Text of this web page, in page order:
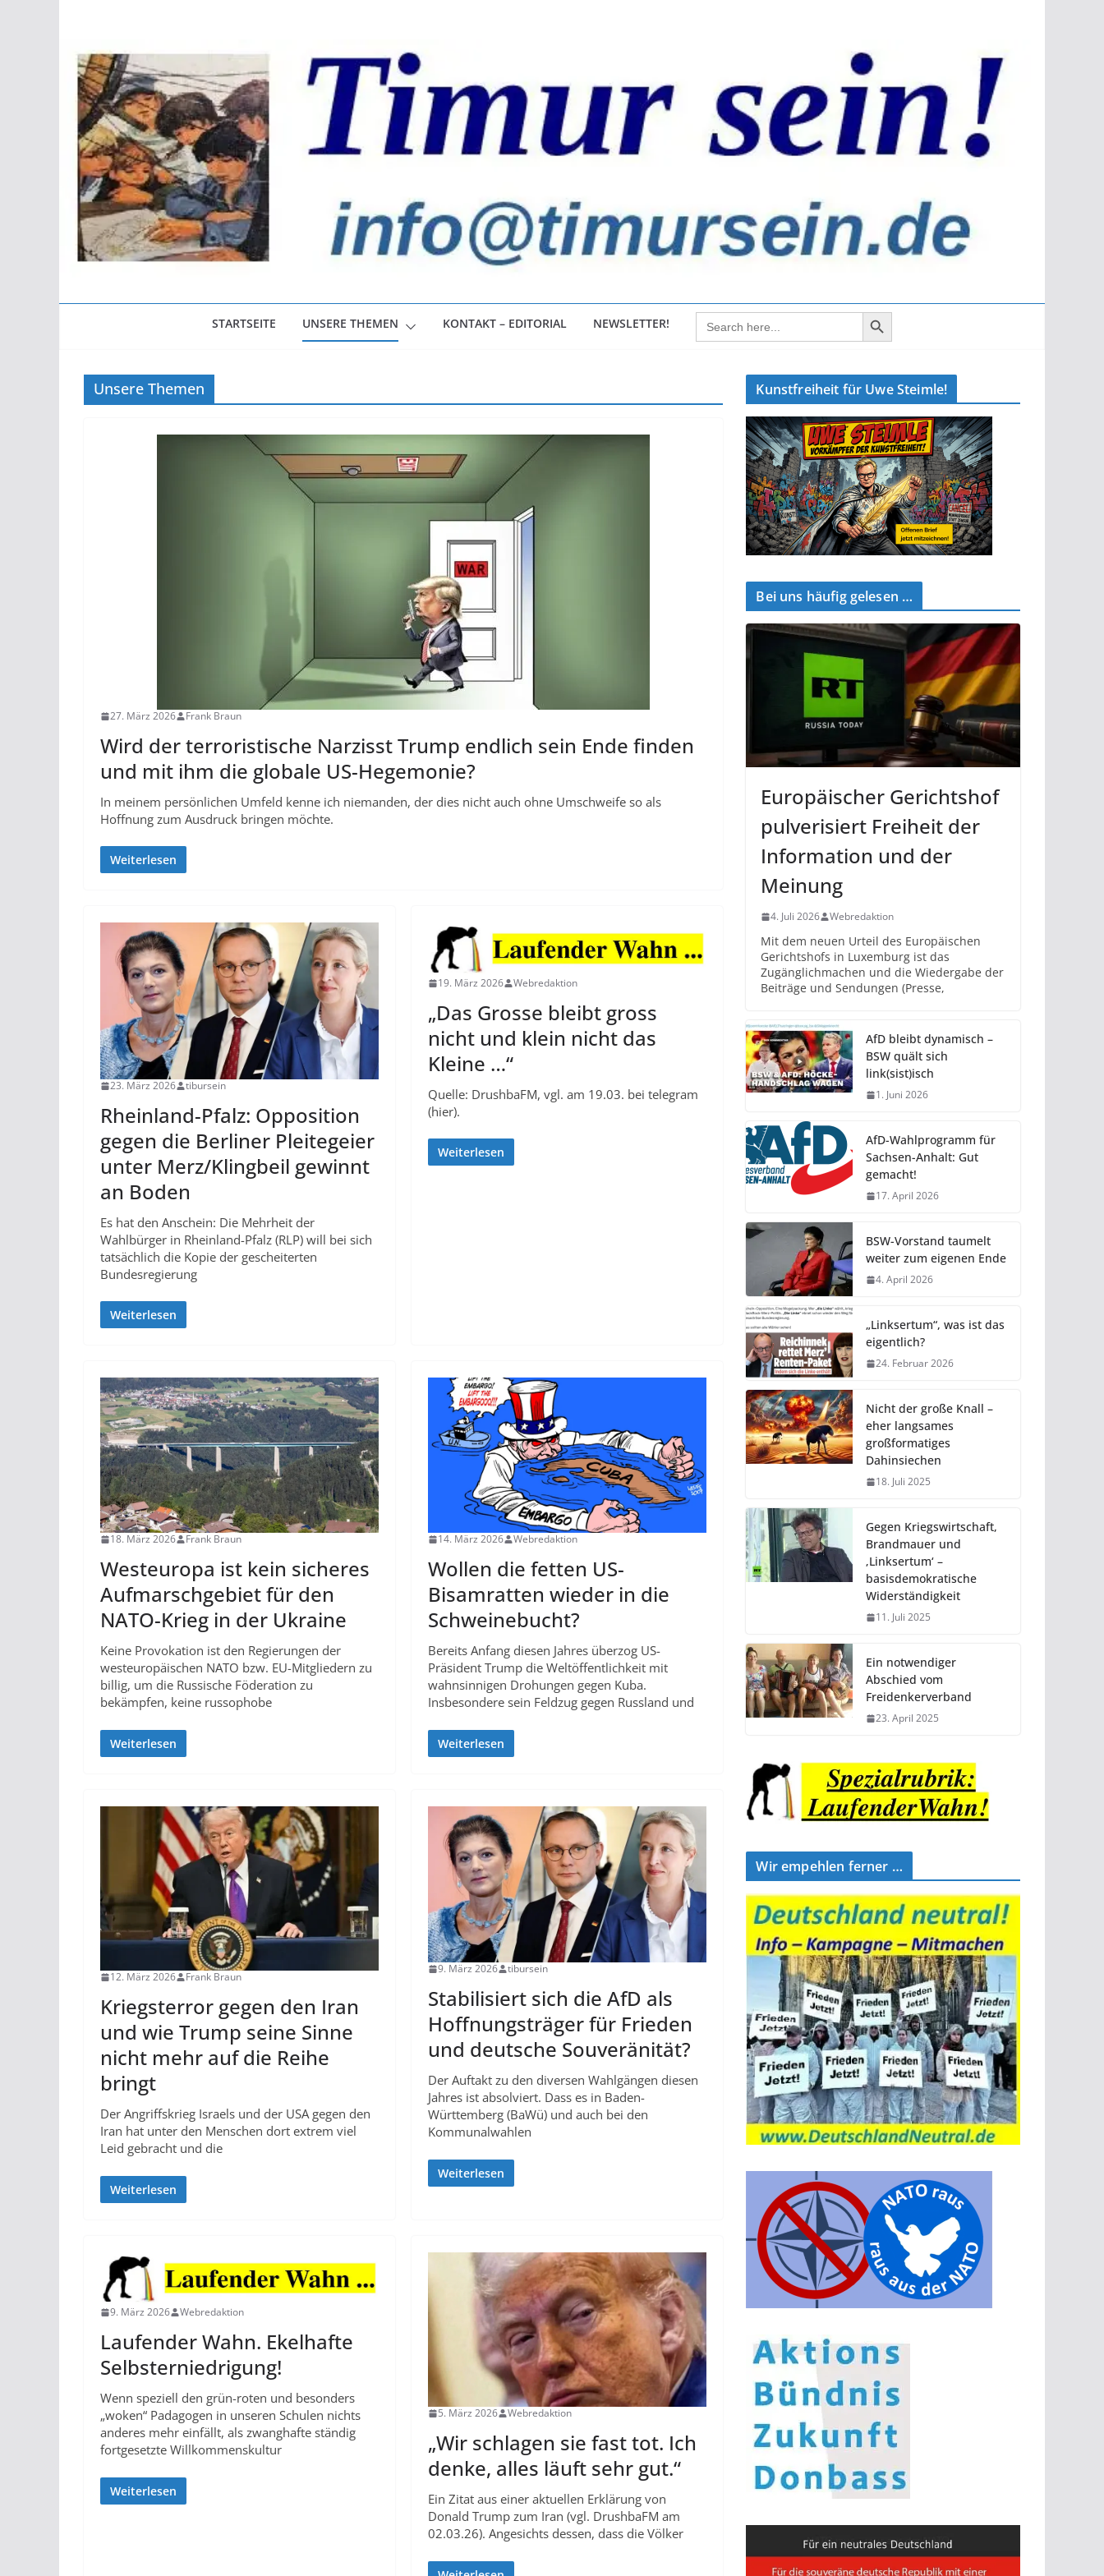
STARTSEITE UNSERE THEMEN KONTAKT – EDITORIAL NEWSLETTER! Search
for:
Search Button
Unsere Themen
27. März 2026 Frank Braun
Wird der terroristische Narzisst Trump endlich sein Ende finden
und mit ihm die globale US-Hegemonie?
In meinem persönlichen Umfeld kenne ich niemanden, der dies nicht auch ohne Umschweife so als
Hoffnung zum Ausdruck bringen möchte.
Weiterlesen
23. März 2026 tibursein
Rheinland-Pfalz: Opposition
gegen die Berliner Pleitegeier
unter Merz/Klingbeil gewinnt
an Boden
Es hat den Anschein: Die Mehrheit der
Wahlbürger in Rheinland-Pfalz (RLP) will bei sich
tatsächlich die Kopie der gescheiterten
Bundesregierung
Weiterlesen
19. März 2026 Webredaktion
„Das Grosse bleibt gross
nicht und klein nicht das
Kleine …“
Quelle: DrushbaFM, vgl. am 19.03. bei telegram
(hier).
Weiterlesen
18. März 2026 Frank Braun
Westeuropa ist kein sicheres
Aufmarschgebiet für den
NATO-Krieg in der Ukraine
Keine Provokation ist den Regierungen der
westeuropäischen NATO bzw. EU-Mitgliedern zu
billig, um die Russische Föderation zu
bekämpfen, keine russophobe
Weiterlesen
14. März 2026 Webredaktion
Wollen die fetten US-
Bisamratten wieder in die
Schweinebucht?
Bereits Anfang diesen Jahres überzog US-
Präsident Trump die Weltöffentlichkeit mit
wahnsinnigen Drohungen gegen Kuba.
Insbesondere sein Feldzug gegen Russland und
Weiterlesen
12. März 2026 Frank Braun
Kriegsterror gegen den Iran
und wie Trump seine Sinne
nicht mehr auf die Reihe
bringt
Der Angriffskrieg Israels und der USA gegen den
Iran hat unter den Menschen dort extrem viel
Leid gebracht und die
Weiterlesen
9. März 2026 tibursein
Stabilisiert sich die AfD als
Hoffnungsträger für Frieden
und deutsche Souveränität?
Der Auftakt zu den diversen Wahlgängen diesen
Jahres ist absolviert. Dass es in Baden-
Württemberg (BaWü) und auch bei den
Kommunalwahlen
Weiterlesen
9. März 2026 Webredaktion
Laufender Wahn. Ekelhafte
Selbsterniedrigung!
Wenn speziell den grün-roten und besonders
„woken“ Padagogen in unseren Schulen nichts
anderes mehr einfällt, als zwanghafte ständig
fortgesetzte Willkommenskultur
Weiterlesen
5. März 2026 Webredaktion
„Wir schlagen sie fast tot. Ich
denke, alles läuft sehr gut.“
Ein Zitat aus einer aktuellen Erklärung von
Donald Trump zum Iran (vgl. DrushbaFM am
02.03.26). Angesichts dessen, dass die Völker
Kunstfreiheit für Uwe Steimle!
Bei uns häufig gelesen …
Europäischer Gerichtshof
pulverisiert Freiheit der
Information und der
Meinung
4. Juli 2026 Webredaktion
Mit dem neuen Urteil des Europäischen
Gerichtshofs in Luxemburg ist das
Zugänglichmachen und die Wiedergabe der
Beiträge und Sendungen (Presse,
AfD bleibt dynamisch –
BSW quält sich
link(sist)isch
1. Juni 2026
AfD-Wahlprogramm für
Sachsen-Anhalt: Gut
gemacht!
17. April 2026
BSW-Vorstand taumelt
weiter zum eigenen Ende
4. April 2026
„Linksertum“, was ist das
eigentlich?
24. Februar 2026
Nicht der große Knall –
eher langsames
großformatiges
Dahinsiechen
18. Juli 2025
Gegen Kriegswirtschaft,
Brandmauer und
‚Linksertum‘ –
basisdemokratische
Widerständigkeit
11. Juli 2025
Ein notwendiger
Abschied vom
Freidenkerverband
23. April 2025
Wir empehlen ferner …